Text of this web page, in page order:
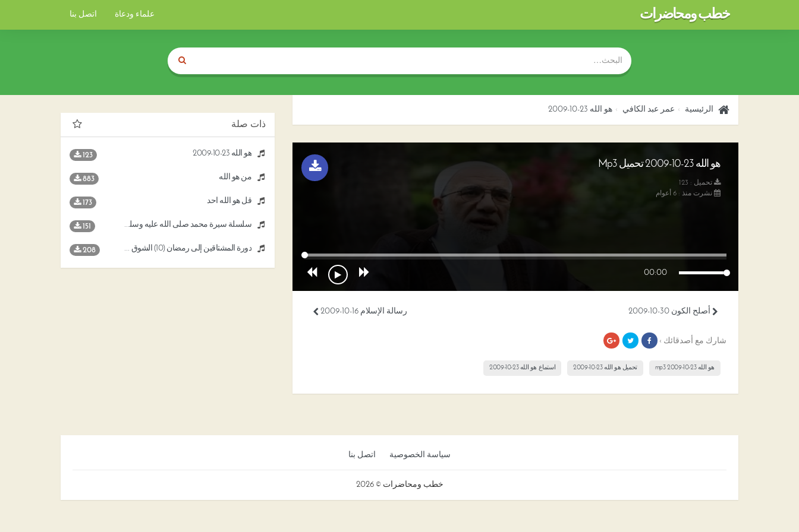
خطب ومحاضرات علماء ودعاة اتصل بنا
الرئيسية عمر عبد الكافي هو الله 23-10-2009
هو الله 23-10-2009 تحميل Mp3
تحميل : 123
نشرت منذ : 6 أعوام
00:00
رسالة الإسلام 16-10-2009 أصلح الكون 30-10-2009
شارك مع أصدقائك ›
هو الله 23-10-2009 mp3 تحميل هو الله 23-10-2009 استماع هو الله 23-10-2009
ذات صلة
هو الله 23-10-2009 123
من هو الله 883
قل هو الله أحد 173
سلسلة سيرة محمد صلى الله عليه وسلم 10 151
دورة المشتاقين إلى رمضان (10) الشوق إلى رسول الله صلى الله عليه وسلم 208
سياسة الخصوصية اتصل بنا
خطب ومحاضرات © 2026